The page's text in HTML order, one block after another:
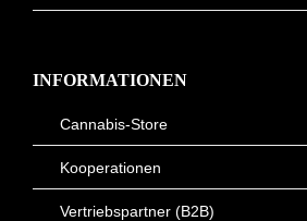
INFORMATIONEN
Cannabis-Store
Kooperationen
Vertriebspartner (B2B)